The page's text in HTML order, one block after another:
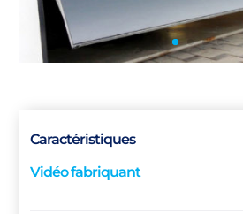
Caractéristiques
Vidéo fabriquant